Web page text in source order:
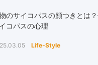
のサイコパスの顔つきとは
コパスの心理
Life-Style